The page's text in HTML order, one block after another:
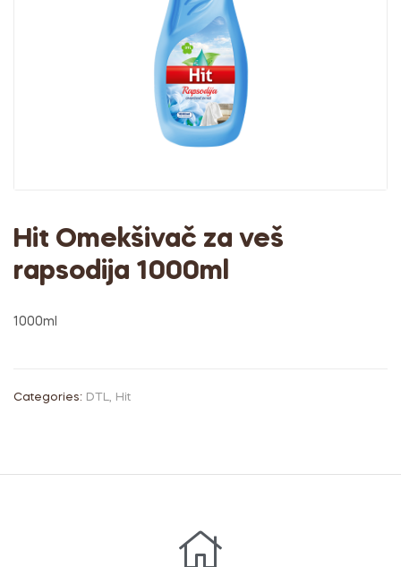
Hit Omekšivač za veš
rapsodija 1000ml
1000ml
Categories: DTL, Hit